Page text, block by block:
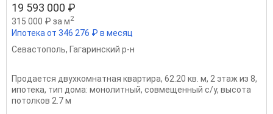
19 593 000 ₽
315 000 ₽ за м2
Ипотека от 346 276 ₽ в месяц
Севастополь, Гагаринский р-н
Продается двухкомнатная квартира, 62.20 кв. м, 2 этаж из 8,
ипотека, тип дома: монолитный, совмещенный с/у, высота
потолков 2.7 м